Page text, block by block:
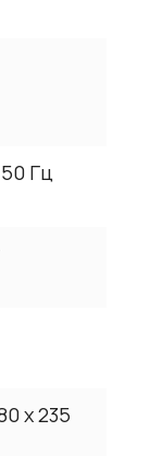
Гц
x 235